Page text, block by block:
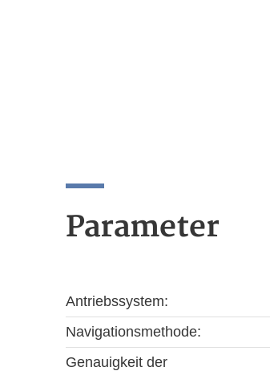
Parameter
Antriebssystem:
Navigationsmethode:
Genauigkeit der